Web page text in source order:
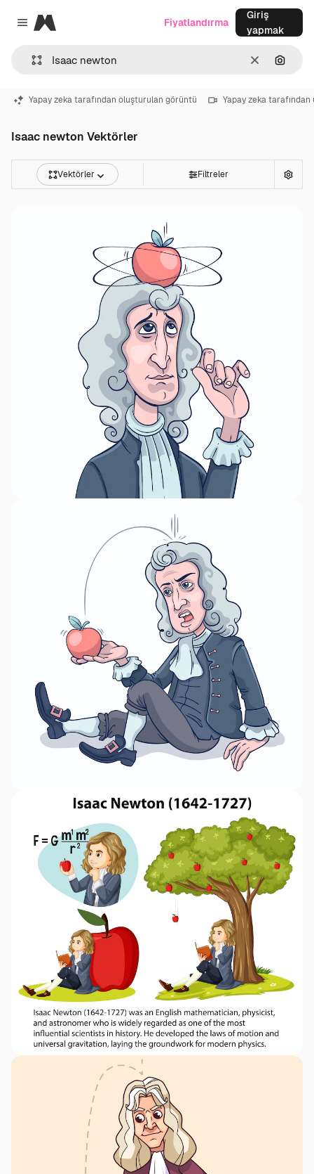
Close menu
Magnific
Temizlemek
Fiyatlandırma
Giriş
yapmak
Yapay zeka tarafından oluşturulan görüntü Yapay zeka
Isaac newton Vektörler
Vektörler Filtreler